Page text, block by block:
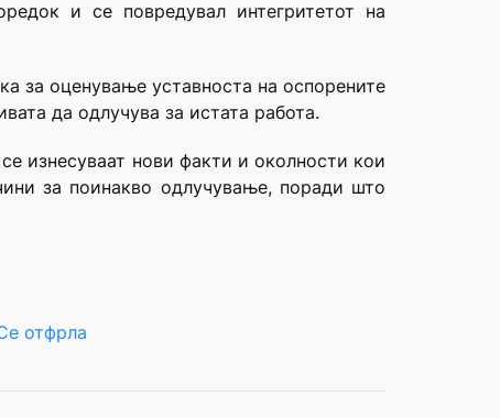
и се повредувал интегритетот на
за оценување уставноста на оспорените
да одлучува за истата работа.
изнесуваат нови факти и околности кои
за поинакво одлучување, поради што
отфрла